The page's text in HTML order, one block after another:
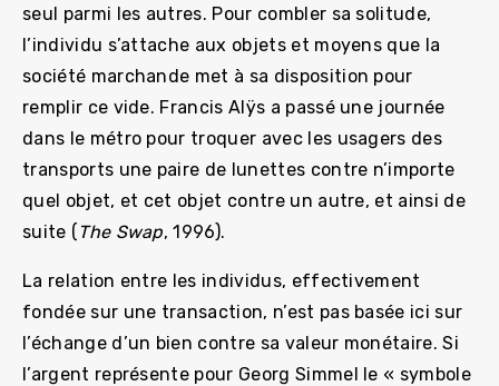
seul parmi les autres. Pour combler sa solitude,
l’individu s’attache aux objets et moyens que la
société marchande met à sa disposition pour
remplir ce vide. Francis Alÿs a passé une journée
dans le métro pour troquer avec les usagers des
transports une paire de lunettes contre n’importe
quel objet, et cet objet contre un autre, et ainsi de
suite ( The Swap, 1996).
La relation entre les individus, effectivement
fondée sur une transaction, n’est pas basée ici sur
l’échange d’un bien contre sa valeur monétaire. Si
l’argent représente pour Georg Simmel le « symbole